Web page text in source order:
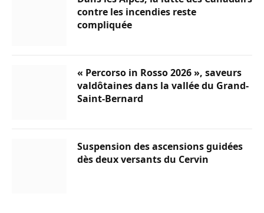
contre les incendies reste
compliquée
« Percorso in Rosso 2026 », saveurs
valdôtaines dans la vallée du Grand-
Saint-Bernard
Suspension des ascensions guidées
dès deux versants du Cervin